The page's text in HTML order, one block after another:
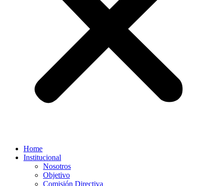
Home
Institucional
Nosotros
Objetivo
Comisión Directiva